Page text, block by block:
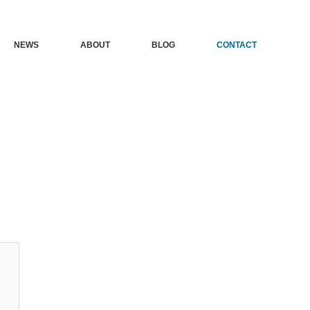
NEWS ABOUT BLOG CONTACT